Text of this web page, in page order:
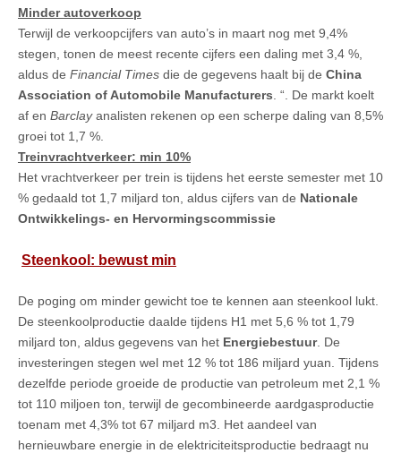
Minder autoverkoop
Terwijl de verkoopcijfers van auto’s in maart nog met 9,4%
stegen, tonen de meest recente cijfers een daling met 3,4 %,
aldus de Financial Times die de gegevens haalt bij de China
Association of Automobile Manufacturers . “. De markt koelt
af en Barclayanalisten rekenen op een scherpe daling van 8,5%
groei tot 1,7 %.
Treinvrachtverkeer: min 10%
Het vrachtverkeer per trein is tijdens het eerste semester met 10
% gedaald tot 1,7 miljard ton, aldus cijfers van de Nationale
Ontwikkelings- en Hervormingscommissie
Steenkool: bewust min
De poging om minder gewicht toe te kennen aan steenkool lukt.
De steenkoolproductie daalde tijdens H1 met 5,6 % tot 1,79
miljard ton, aldus gegevens van het Energiebestuur. De
investeringen stegen wel met 12 % tot 186 miljard yuan. Tijdens
dezelfde periode groeide de productie van petroleum met 2,1 %
tot 110 miljoen ton, terwijl de gecombineerde aardgasproductie
toenam met 4,3% tot 67 miljard m3. Het aandeel van
hernieuwbare energie in de elektriciteitsproductie bedraagt nu